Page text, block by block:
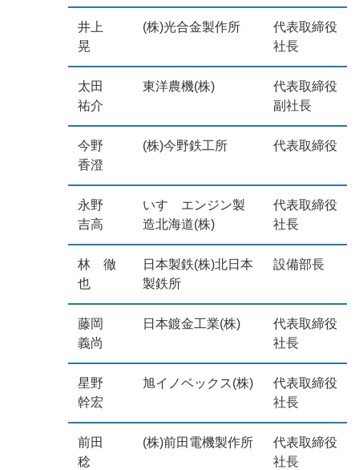
井上
晃
(株)光合金製作所
代表取締役
社長
太田
祐介
東洋農機(株)
代表取締役
副社長
今野
香澄
(株)今野鉄工所 代表取締役
永野
吉高
いすゞエンジン製
造北海道(株)
代表取締役
社長
林 徹
也
日本製鉄(株)北日本
製鉄所
設備部長
藤岡
義尚
日本鍍金工業(株)
代表取締役
社長
星野
幹宏
旭イノベックス(株)
代表取締役
社長
前田
稔
(株)前田電機製作所
代表取締役
社長